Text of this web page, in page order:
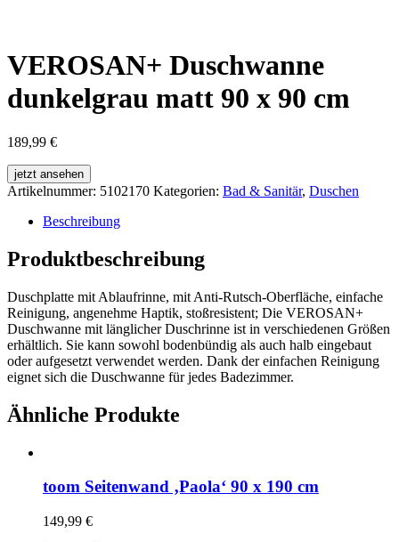
VEROSAN+ Duschwanne
dunkelgrau matt 90 x 90 cm
189,99 €
jetzt ansehen
Artikelnummer: 5102170 Kategorien: Bad & Sanitär, Duschen
Beschreibung
Produktbeschreibung
Duschplatte mit Ablaufrinne, mit Anti-Rutsch-Oberfläche, einfache
Reinigung, angenehme Haptik, stoßresistent; Die VEROSAN+
Duschwanne mit länglicher Duschrinne ist in verschiedenen Größen
erhältlich. Sie kann sowohl bodenbündig als auch halb eingebaut
oder aufgesetzt verwendet werden. Dank der einfachen Reinigung
eignet sich die Duschwanne für jedes Badezimmer.
Ähnliche Produkte
toom Seitenwand ‚Paola‘ 90 x 190 cm
149,99 €